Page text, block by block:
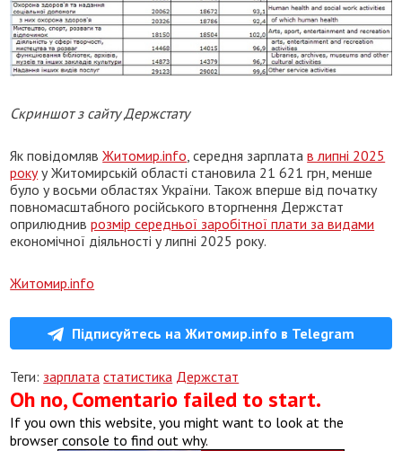
Скриншот з сайту Держстату
Як повідомлявЖитомир.info , середня зарплатав липні 2025
рокуу Житомирській області становила 21 621 грн, менше
було у восьми областях України. Також вперше від початку
повномасштабного російського вторгнення Держстат
оприлюдниврозмір середньої заробітної плати за видами
економічної діяльності у липні 2025 року.
Житомир.info
Підписуйтесь на Житомир.info в Telegram
Теги: зарплата статистика Держстат
Oh no, Comentario failed to start.
If you own this website, you might want to look at the
browser console to find out why.